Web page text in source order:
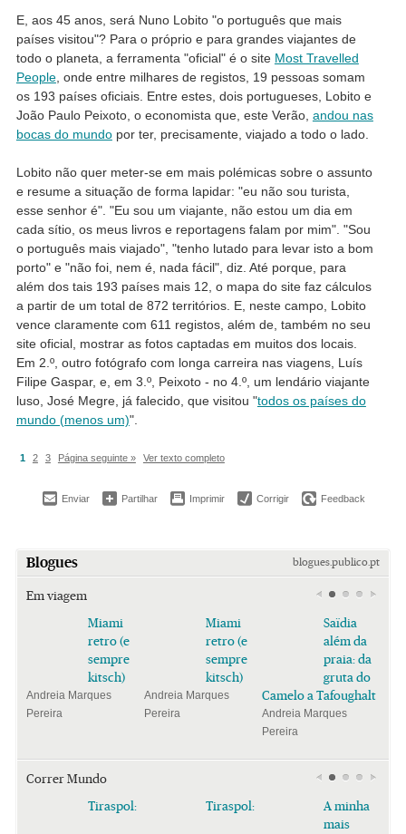
E, aos 45 anos, será Nuno Lobito "o português que mais
países visitou"? Para o próprio e para grandes viajantes de
todo o planeta, a ferramenta "oficial" é o site Most Travelled
People, onde entre milhares de registos, 19 pessoas somam
os 193 países oficiais. Entre estes, dois portugueses, Lobito e
João Paulo Peixoto, o economista que, este Verão, andou nas
bocas do mundopor ter, precisamente, viajado a todo o lado.
Lobito não quer meter-se em mais polémicas sobre o assunto
e resume a situação de forma lapidar: "eu não sou turista,
esse senhor é". "Eu sou um viajante, não estou um dia em
cada sítio, os meus livros e reportagens falam por mim". "Sou
o português mais viajado", "tenho lutado para levar isto a bom
porto" e "não foi, nem é, nada fácil", diz. Até porque, para
além dos tais 193 países mais 12, o mapa do site faz cálculos
a partir de um total de 872 territórios. E, neste campo, Lobito
vence claramente com 611 registos, além de, também no seu
site oficial, mostrar as fotos captadas em muitos dos locais.
Em 2.º, outro fotógrafo com longa carreira nas viagens, Luís
Filipe Gaspar, e, em 3.º, Peixoto - no 4.º, um lendário viajante
luso, José Megre, já falecido, que visitou "todos os países do
mundo (menos um)".
1 2 3 Página seguinte » Ver texto completo
Enviar Partilhar Imprimir Corrigir Feedback
Blogues blogues.publico.pt
Em viagem
Miami
retro (e
sempre
kitsch)
Andreia Marques
Pereira
Miami
retro (e
sempre
kitsch)
Andreia Marques
Pereira
Saïdia
além da
praia: da
gruta do
Camelo a Tafoughalt
Andreia Marques
Pereira
Correr Mundo
Tiraspol:
Tiraspol:
A minha
mais